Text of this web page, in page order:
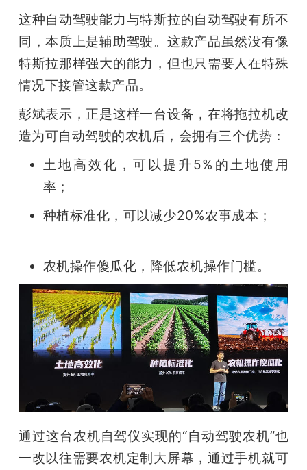
这种自动驾驶能力与特斯拉的自动驾驶有所不
同，本质上是辅助驾驶。这款产品虽然没有像
特斯拉那样强大的能力，但也只需要人在特殊
情况下接管这款产品。
彭斌表示，正是这样一台设备，在将拖拉机改
造为可自动驾驶的农机后，会拥有三个优势：
土地高效化，可以提升5%的土地使用
率；
种植标准化，可以减少20%农事成本；
农机操作傻瓜化，降低农机操作门槛。
通过这台农机自驾仪实现的“自动驾驶农机”也
一改以往需要农机定制大屏幕，通过手机就可